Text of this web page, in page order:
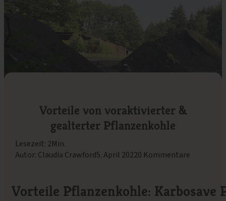
Vorteile von voraktivierter &
gealterter Pflanzenkohle
Lesezeit: 2Min.
Autor: Claudia Crawford5. April 20220 Kommentare
Vorteile Pflanzenkohle: